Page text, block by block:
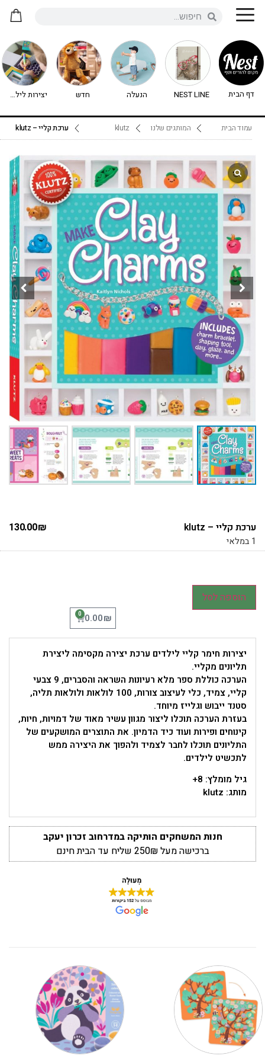
דף הבית NEST LINE הנעלה חדש יצירות לילדים - יצירה לילדים
עמוד הבית המותגים שלנו klutz ערכת קליי – klutz
ערכת קליי – klutz 130.00₪
1 במלאי
הוספה לסל
0.00₪
0
יצירות חימר קליי לילדים ערכת יצירה מקסימה ליצירת
תליונים מקליי.
הערכה כוללת ספר מלא רעיונות השראה והסברים, 9 צבעי
קליי, צמיד, כלי לעיצוב צורות, 100 לולאות ולולאות תליה,
סטנד ייבוש וגלייז מיוחד.
בעזרת הערכה תוכלו ליצור מגוון עשיר מאוד של דמויות, חיות,
קינוחים ופירות ועוד כיד הדמיון. את התוצרים המושקעים של
התליונים תוכלו לחבר לצמיד ולהפוך את היצירה ממש
לתכשיט לילדים.
גיל מומלץ: 8+
מותג: klutz
חנות המשחקים הותיקה במדרחוב זכרון יעקב
ברכישה מעל 250₪ שליח עד הבית חינם